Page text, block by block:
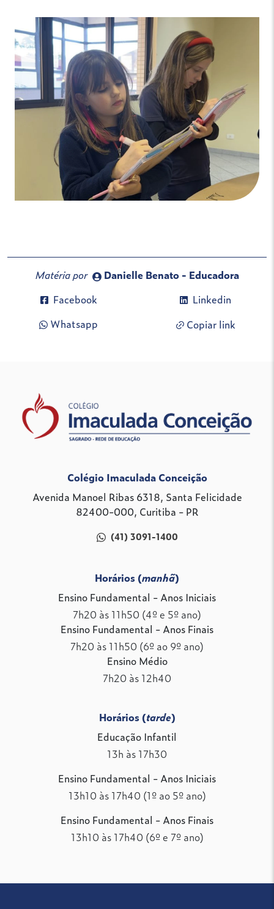
Matéria por
Danielle Benato - Educadora
Facebook
Linkedin
Whatsapp
Copiar link
Colégio Imaculada Conceição
Avenida Manoel Ribas 6318, Santa Felicidade
82400-000, Curitiba - PR
(41) 3091-1400
Horários (manhã)
Ensino Fundamental - Anos Iniciais
7h20 às 11h50 (4º e 5º ano)
Ensino Fundamental - Anos Finais
7h20 às 11h50 (6º ao 9º ano)
Ensino Médio
7h20 às 12h40
Horários (tarde)
Educação Infantil
13h às 17h30
Ensino Fundamental - Anos Iniciais
13h10 às 17h40 (1º ao 5º ano)
Ensino Fundamental - Anos Finais
13h10 às 17h40 (6º e 7º ano)